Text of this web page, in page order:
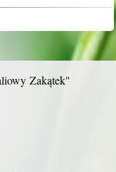
Zakątek"